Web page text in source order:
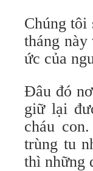
Chúng tôi
tháng
ức của
Đâu đó
giữ lại
cháu
trùng tu
thì những